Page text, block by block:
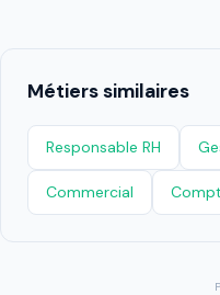
Métiers similaires
Responsable RH
Commercial